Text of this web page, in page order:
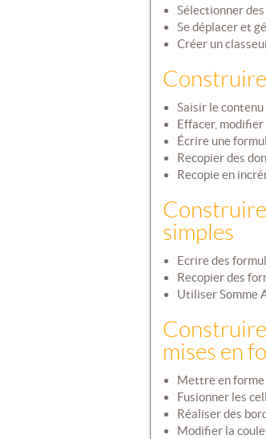
Sélectionner
Se déplacer et
Créer un
Saisir le
Effacer, modifier
Écrire une
Recopier des
Recopie en
simples
Ecrire des
Recopier des
Utiliser Somme
mises en
Mettre en forme
Fusionner les
Réaliser des
Modifier la